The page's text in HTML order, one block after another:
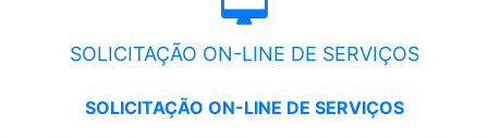
SOLICITAÇÃO ON-LINE DE SERVIÇOS
SOLICITAÇÃO ON-LINE DE SERVIÇOS